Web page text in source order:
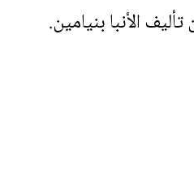
الأنبا بنيامين.